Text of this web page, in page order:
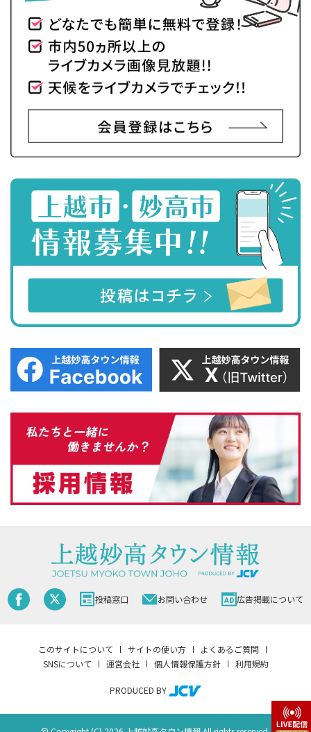
投稿窓口 お問い合わせ 広告掲載について
このサイトについて サイトの使い方
よくあるご質問
SNSについて
運営会社 個人情報保護方針 利用規約
PRODUCED BY